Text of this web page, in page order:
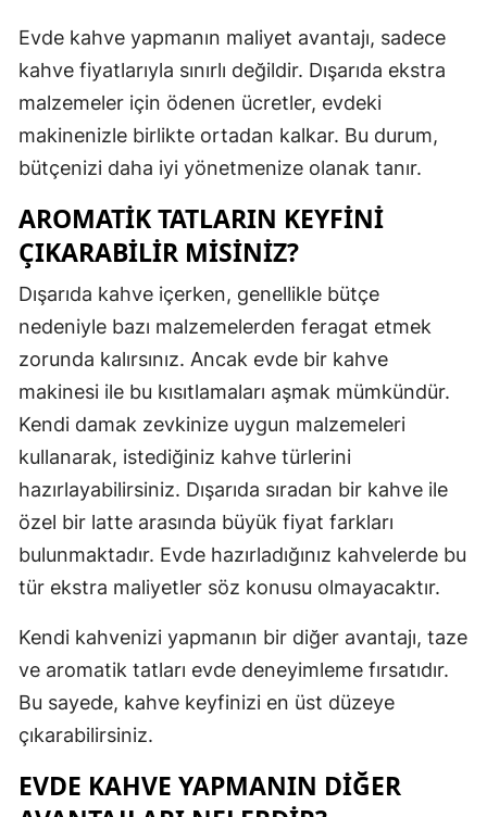
Kastamonu
Kayseri
Kırşehir
Manisa
Mardin
Muş
Niğde
Sakarya
Evde kahve yapmanın maliyet avantajı, sadece
kahve fiyatlarıyla sınırlı değildir. Dışarıda ekstra
malzemeler için ödenen ücretler, evdeki
makinenizle birlikte ortadan kalkar. Bu durum,
bütçenizi daha iyi yönetmenize olanak tanır.
AROMATIK TATLARIN KEYFINI
ÇIKARABILIR MISINIZ?
Dışarıda kahve içerken, genellikle bütçe
nedeniyle bazı malzemelerden feragat etmek
zorunda kalırsınız. Ancak evde bir kahve
makinesi ile bu kısıtlamaları aşmak mümkündür.
Kendi damak zevkinize uygun malzemeleri
kullanarak, istediğiniz kahve türlerini
hazırlayabilirsiniz. Dışarıda sıradan bir kahve ile
özel bir latte arasında büyük fiyat farkları
bulunmaktadır. Evde hazırladığınız kahvelerde bu
tür ekstra maliyetler söz konusu olmayacaktır.
Kendi kahvenizi yapmanın bir diğer avantajı, taze
ve aromatik tatları evde deneyimleme fırsatıdır.
Bu sayede, kahve keyfinizi en üst düzeye
çıkarabilirsiniz.
EVDE KAHVE YAPMANIN DIĞER